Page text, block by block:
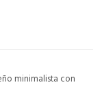
minimalista con